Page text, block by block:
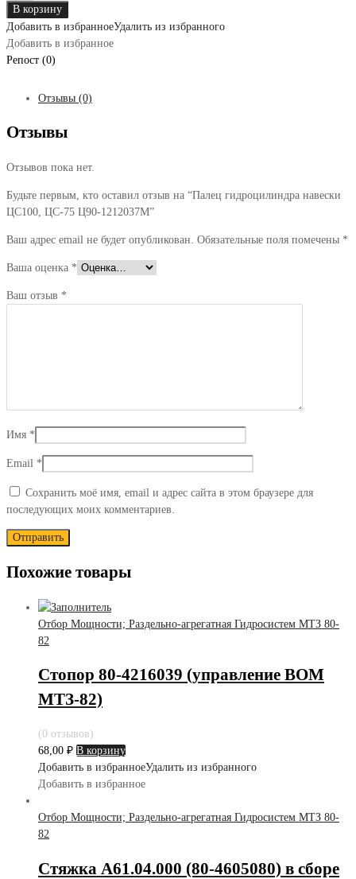
товара
Палец
гидроцилиндра
навески
1212037М
В корзину
Добавить в избранноеУдалить из избранного
Добавить в избранное
Репост (0)
Отзывы (0)
Отзывы
Отзывов пока нет.
Будьте первым, кто оставил отзыв на “Палец гидроцилиндра навески
ЦС100, ЦС-75 Ц90-1212037М”
Ваш адрес email не будет опубликован. Обязательные поля помечены *
Ваша оценка *
Ваш отзыв *
Имя *
Email *
Сохранить моё имя, email и адрес сайта в этом браузере для
последующих моих комментариев.
Похожие товары
Отбор Мощности; Раздельно-агрегатная Гидросистем МТЗ 80-
82
Стопор 80-4216039 (управление ВОМ
МТЗ-82)
(0 отзывов)
68,00 ₽ В корзину
Добавить в избранноеУдалить из избранного
Добавить в избранное
Отбор Мощности; Раздельно-агрегатная Гидросистем МТЗ 80-
82
Стяжка А61.04.000 (80-4605080) в сборе